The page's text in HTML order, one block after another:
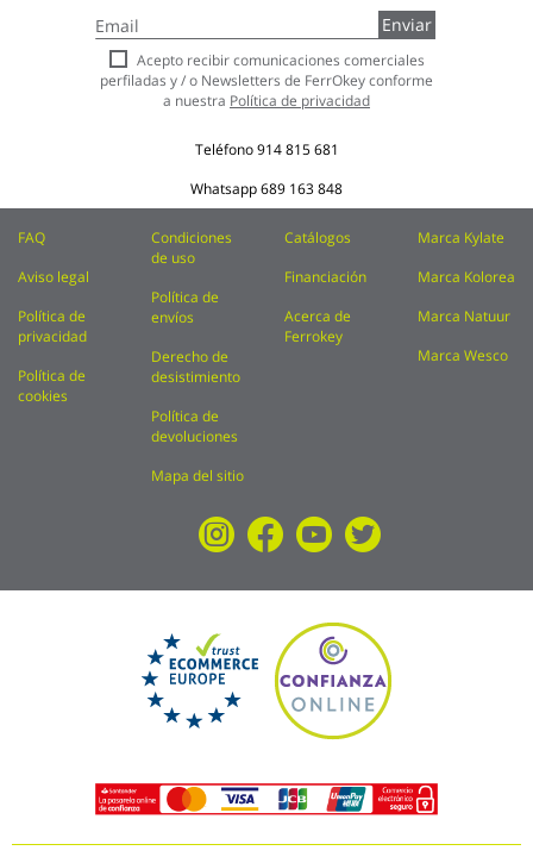
a
nuestro
boletín
de
Enviar
Acepto recibir comunicaciones comerciales
perfiladas y / o Newsletters de FerrOkey conforme
a nuestra Política de privacidad
Teléfono914 815 681
Whatsapp689 163 848
FAQ
Aviso legal
Política de
privacidad
Política de
cookies
Condiciones
de uso
Política de
envíos
Derecho de
desistimiento
Política de
devoluciones
Mapa del sitio
Catálogos
Financiación
Acerca de
Ferrokey
Marca Kylate
Marca Kolorea
Marca Natuur
Marca Wesco